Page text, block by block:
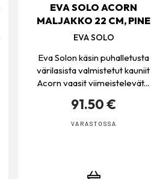
EVA SOLO ACORN
MALJAKKO 22 CM, PINE
EVA SOLO
Eva Solon käsin puhalletusta
värilasista valmistetut kauniit
Acorn vaasit viimeistelevät...
91.50 €
VARASTOSSA